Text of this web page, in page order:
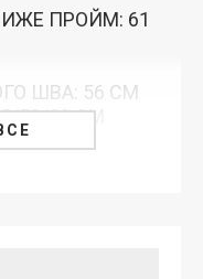
ПРОЙМ: 61
ШВА: 56 СМ
58/89 СМ